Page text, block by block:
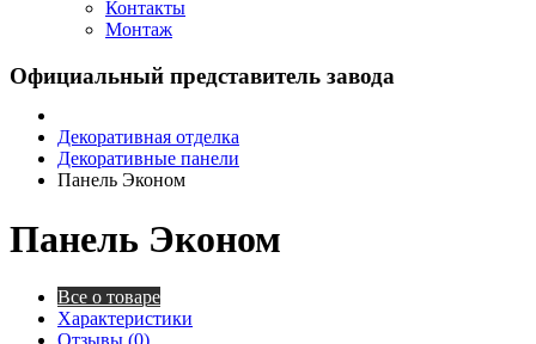
Контакты
Монтаж
Официальный представитель завода
Декоративная отделка
Декоративные панели
Панель Эконом
Панель Эконом
Все о товаре
Характеристики